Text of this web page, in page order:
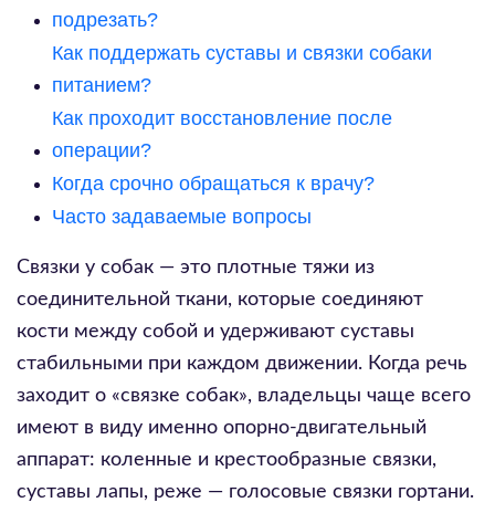
подрезать?
Как поддержать суставы и связки собаки
питанием?
Как проходит восстановление после
операции?
Когда срочно обращаться к врачу?
Часто задаваемые вопросы
Связки у собак — это плотные тяжи из
соединительной ткани, которые соединяют
кости между собой и удерживают суставы
стабильными при каждом движении. Когда речь
заходит о «связке собак», владельцы чаще всего
имеют в виду именно опорно-двигательный
аппарат: коленные и крестообразные связки,
суставы лапы, реже — голосовые связки гортани.